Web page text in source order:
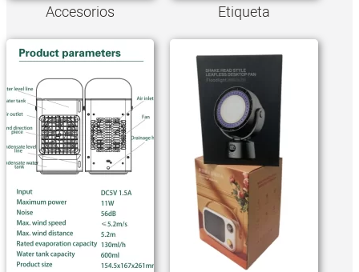
Accesorios Etiqueta